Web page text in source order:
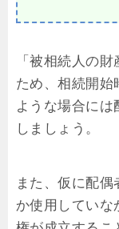
「被相続人の
ため、相続開始
ような場合には
しましょう。
また、仮に配
か使用していな